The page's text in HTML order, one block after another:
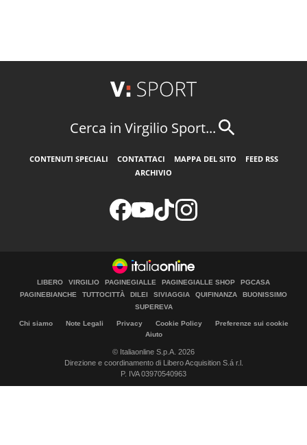
Cerca in Virgilio Sport...
CONTENUTI SPECIALI CONTATTACI MAPPA DEL SITO
FEED RSS
ARCHIVIO
LIBERO VIRGILIO PAGINEGIALLE PAGINEGIALLE SHOP
PGCASA
PAGINEBIANCHE
TUTTOCITTÀ DILEI SIVIAGGIA QUIFINANZA
BUONISSIMO
SUPEREVA
Chi siamo Note Legali Privacy Cookie Policy
Preferenze sui cookie
Aiuto
© Italiaonline S.p.A. 2026
Direzione e coordinamento di Libero Acquisition S.á r.l.
P. IVA 03970540963